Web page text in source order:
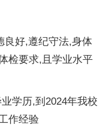
良好,遵纪守法,身体
检要求,且学业水平
学历,到2024年我校
作经验